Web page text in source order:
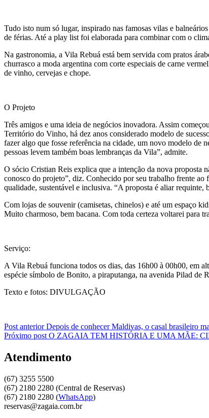
Tudo isto num só lugar, inspirado nas famosas vilas e
de férias. Até a play list foi elaborada para combinar com o
Na gastronomia, a Vila Rebuá está bem servida com pratos
churrasco a moda argentina com corte especiais de carne
de vinho, cervejas e chope.
O Projeto
Três amigos e uma ideia de negócios inovadora. Assim
Território do Vinho, há dez anos considerado modelo de
fazer algo que fosse referência na cidade, um novo modelo de
pessoas levem também boas lembranças da Vila”, admite.
O sócio Cristian Reis explica que a intenção da nova proposta
conosco do projeto”, diz. Conhecido por seu trabalho frente
qualidade, sustentável e inclusiva. “A proposta é aliar
Com lojas de souvenir (camisetas, chinelos) e até um espaço
Muito charmoso, bem bacana. Com toda certeza voltarei para
Serviço:
A Vila Rebuá funciona todos os dias, das 16h00 à 00h00, em
espécie símbolo de Bonito, a piraputanga, na avenida Pilad de
Texto e fotos: DIVULGAÇÃO
Navegação
de
Post
Post anterior Depois de conhecer Maldivas, o casal brasileiro
Próximo post O ZAGAIA TEM HISTÓRIA E UMA MÃE:
Atendimento
(67) 3255 5500
(67) 2180 2280 (Central de Reservas)
(67) 2180 2280 (WhatsApp)
reservas@zagaia.com.br